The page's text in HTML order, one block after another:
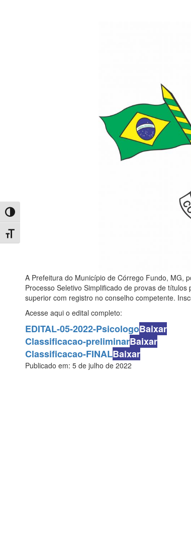
Toggle High Contrast
Toggle Font size
A Prefeitura do Município de Córrego Fundo, MG,
Processo Seletivo Simplificado de provas de
superior com registro no conselho competente.
Acesse aqui o edital completo:
EDITAL-05-2022-PsicologoBaixar
Classificacao-preliminarBaixar
Classificacao-FINALBaixar
Publicado em: 5 de julho de 2022